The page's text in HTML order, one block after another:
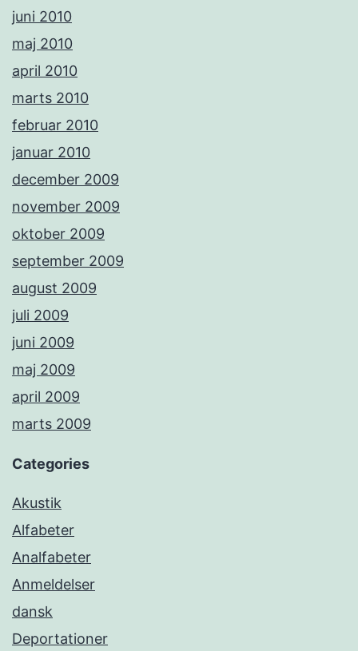
juni 2010
maj 2010
april 2010
marts 2010
februar 2010
januar 2010
december 2009
november 2009
oktober 2009
september 2009
august 2009
juli 2009
juni 2009
maj 2009
april 2009
marts 2009
Categories
Akustik
Alfabeter
Analfabeter
Anmeldelser
dansk
Deportationer